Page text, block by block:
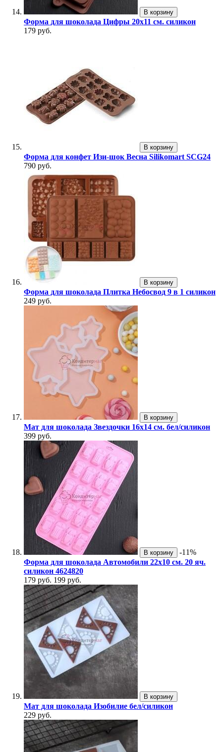
В корзину
Форма для шоколада Цифры 20х11 см. силикон
179 руб.
В корзину
Форма для конфет Изи-шок Весна Silikomart SCG24
790 руб.
В корзину
Форма для шоколада Плитка Небосвод 9 в 1 силикон
249 руб.
В корзину
Мат для шоколада Звездочки 16х14 см. бел/силикон
399 руб.
В корзину
-11%
Форма для шоколада Автомобили 22х10 см. 20 яч.
силикон 4624820
179 руб. 199 руб.
В корзину
Мат для шоколада Изобилие бел/силикон
229 руб.